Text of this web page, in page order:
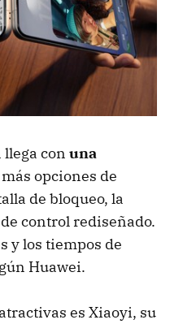
con una
opciones de
de bloqueo, la
control rediseñado.
y los tiempos de
Huawei.
es Xiaoyi, su